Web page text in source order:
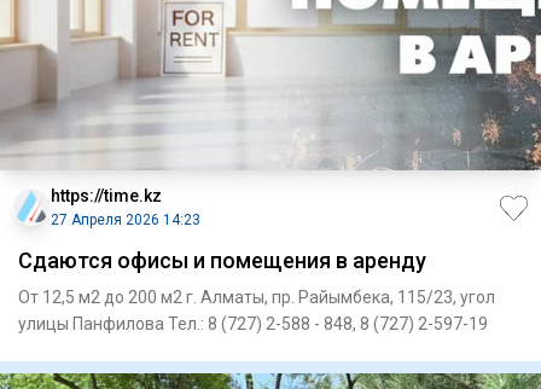
https://time.kz
27 Апреля 2026 14:23
Сдаются офисы и помещения в аренду
От 12,5 м2 до 200 м2 г. Алматы, пр. Райымбека, 115/23, угол
улицы Панфилова Тел.: 8 (727) 2-588 - 848, 8 (727) 2-597-19